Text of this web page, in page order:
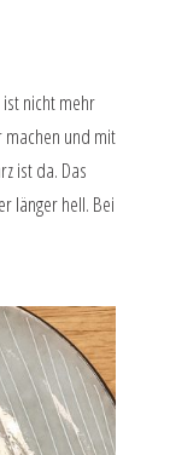
nicht mehr
und mit
ist da. Das
länger hell. Bei